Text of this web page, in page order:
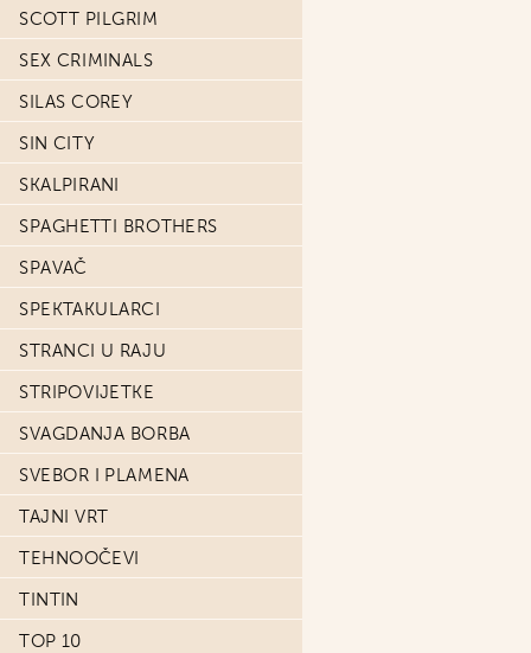
SCOTT PILGRIM
SEX CRIMINALS
SILAS COREY
SIN CITY
SKALPIRANI
SPAGHETTI BROTHERS
SPAVAČ
SPEKTAKULARCI
STRANCI U RAJU
STRIPOVIJETKE
SVAGDANJA BORBA
SVEBOR I PLAMENA
TAJNI VRT
TEHNOOČEVI
TINTIN
TOP 10